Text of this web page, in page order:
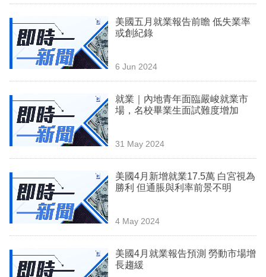
技
場
生
時
事
訂
閱
美國五月就業報告前瞻 低失業率
或創紀錄
6 Jun 2024
就業｜內地青年面臨嚴峻就業市
場，名校畢業生面試難度增加
31 May 2024
美國4月新增就業17.5萬 白宮視為
勝利 但通脹與利率前景不明
4 May 2024
美國4月就業報告預測 勞動市場增
長趨緩